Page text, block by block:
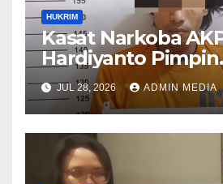
HUKRIM
Kasat Narkoba
Hardiyanto Pimpin
Pemberantasan
Residivis Marbau
Masuk Bui
JUL 28, 2026 ADMIN MEDIA